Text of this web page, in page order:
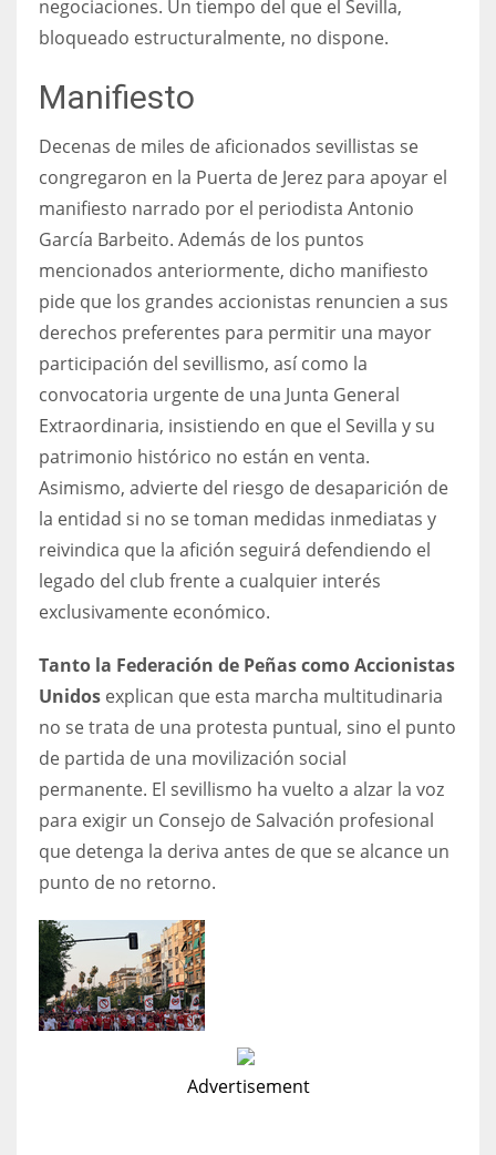
negociaciones. Un tiempo del que el Sevilla,
bloqueado estructuralmente, no dispone.
Manifiesto
Decenas de miles de aficionados sevillistas se
congregaron en la Puerta de Jerez para apoyar el
manifiesto narrado por el periodista Antonio
García Barbeito. Además de los puntos
mencionados anteriormente, dicho manifiesto
pide que los grandes accionistas renuncien a sus
derechos preferentes para permitir una mayor
participación del sevillismo, así como la
convocatoria urgente de una Junta General
Extraordinaria, insistiendo en que el Sevilla y su
patrimonio histórico no están en venta.
Asimismo, advierte del riesgo de desaparición de
la entidad si no se toman medidas inmediatas y
reivindica que la afición seguirá defendiendo el
legado del club frente a cualquier interés
exclusivamente económico.
Tanto la Federación de Peñas como Accionistas
Unidos explican que esta marcha multitudinaria
no se trata de una protesta puntual, sino el punto
de partida de una movilización social
permanente. El sevillismo ha vuelto a alzar la voz
para exigir un Consejo de Salvación profesional
que detenga la deriva antes de que se alcance un
punto de no retorno.
Advertisement